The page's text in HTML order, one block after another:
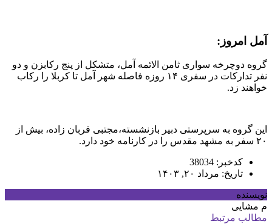
آمل امروز:
گروه دوچرخه سواری ثامن الائمه آمل، متشکل از پنج رکابزن و دو
نفر تدارکات در سفری ۱۴ روزه فاصله شهر آمل تا کربلا را رکاب
خواهند زد.
این گروه به سرپرستی دبیر بازنشسته،مجتبی قربان زاده، بیش از
۲۰ سفر به مشهد مقدس را در کارنامه خود دارد.
کدخبر: 38034
تاریخ: مرداد ۲۰, ۱۴۰۳
نویسنده
م مشایی
مطالب مرتبط